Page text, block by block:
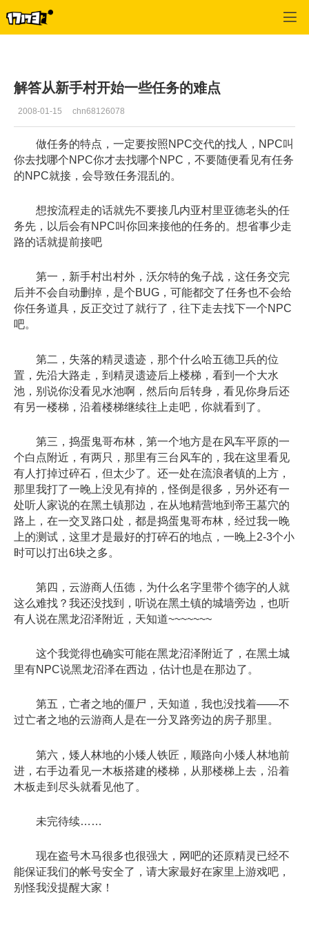
解答从新手村开始一些任务的难点
2008-01-15 chn68126078
做任务的特点，一定要按照NPC交代的找人，NPC叫
你去找哪个NPC你才去找哪个NPC，不要随便看见有任务
的NPC就接，会导致任务混乱的。
想按流程走的话就先不要接几内亚村里亚德老头的任
务先，以后会有NPC叫你回来接他的任务的。想省事少走
路的话就提前接吧
第一，新手村出村外，沃尔特的兔子战，这任务交完
后并不会自动删掉，是个BUG，可能都交了任务也不会给
你任务道具，反正交过了就行了，往下走去找下一个NPC
吧。
第二，失落的精灵遗迹，那个什么哈五德卫兵的位
置，先沿大路走，到精灵遗迹后上楼梯，看到一个大水
池，别说你没看见水池啊，然后向后转身，看见你身后还
有另一楼梯，沿着楼梯继续往上走吧，你就看到了。
第三，捣蛋鬼哥布林，第一个地方是在风车平原的一
个白点附近，有两只，那里有三台风车的，我在这里看见
有人打掉过碎石，但太少了。还一处在流浪者镇的上方，
那里我打了一晚上没见有掉的，怪倒是很多，另外还有一
处听人家说的在黑土镇那边，在从地精营地到帝王墓穴的
路上，在一交叉路口处，都是捣蛋鬼哥布林，经过我一晚
上的测试，这里才是最好的打碎石的地点，一晚上2-3个小
时可以打出6块之多。
第四，云游商人伍德，为什么名字里带个德字的人就
这么难找？我还没找到，听说在黑土镇的城墙旁边，也听
有人说在黑龙沼泽附近，天知道~~~~~~~
这个我觉得也确实可能在黑龙沼泽附近了，在黑土城
里有NPC说黑龙沼泽在西边，估计也是在那边了。
第五，亡者之地的僵尸，天知道，我也没找着——不
过亡者之地的云游商人是在一分叉路旁边的房子那里。
第六，矮人林地的小矮人铁匠，顺路向小矮人林地前
进，右手边看见一木板搭建的楼梯，从那楼梯上去，沿着
木板走到尽头就看见他了。
未完待续……
现在盗号木马很多也很强大，网吧的还原精灵已经不
能保证我们的帐号安全了，请大家最好在家里上游戏吧，
别怪我没提醒大家！